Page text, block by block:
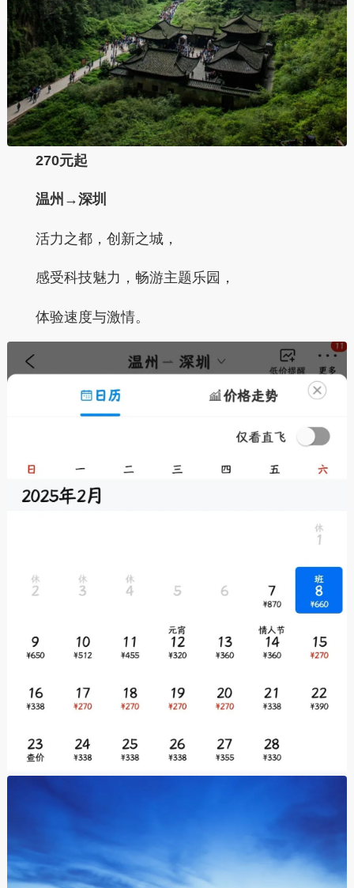
270元起
温州→深圳
活力之都，创新之城，
感受科技魅力，畅游主题乐园，
体验速度与激情。